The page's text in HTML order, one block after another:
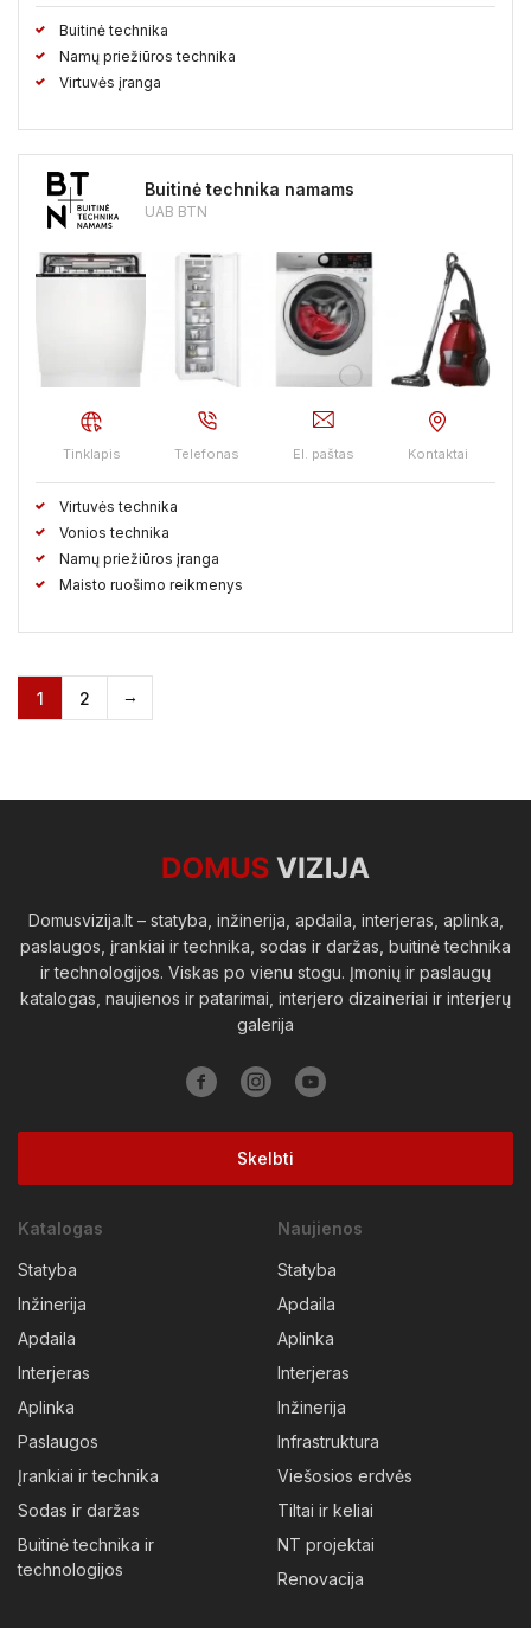
Buitinė technika
Namų priežiūros technika
Virtuvės įranga
Buitinė technika namams
UAB BTN
Tinklapis Telefonas El. paštas Kontaktai
Virtuvės technika
Vonios technika
Namų priežiūros įranga
Maisto ruošimo reikmenys
1 2
Domusvizija.lt – statyba, inžinerija, apdaila, interjeras, aplinka,
paslaugos, įrankiai ir technika, sodas ir daržas, buitinė technika
ir technologijos. Viskas po vienu stogu. Įmonių ir paslaugų
katalogas, naujienos ir patarimai, interjero dizaineriai ir interjerų
galerija
Skelbti
Katalogas
Statyba
Inžinerija
Apdaila
Interjeras
Aplinka
Paslaugos
Įrankiai ir technika
Sodas ir daržas
Buitinė technika ir
technologijos
Naujienos
Statyba
Apdaila
Aplinka
Interjeras
Inžinerija
Infrastruktura
Viešosios erdvės
Tiltai ir keliai
NT projektai
Renovacija